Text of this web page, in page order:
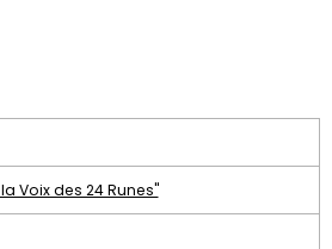
Voix des 24 Runes"